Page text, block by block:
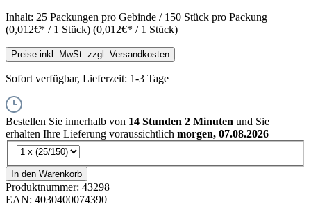
Inhalt: 25 Packungen pro Gebinde / 150 Stück pro Packung
(0,012€* / 1 Stück) (0,012€* / 1 Stück)
Preise inkl. MwSt. zzgl. Versandkosten
Sofort verfügbar, Lieferzeit: 1-3 Tage
Bestellen Sie innerhalb von 14 Stunden 2 Minuten und Sie
erhalten Ihre Lieferung voraussichtlich morgen, 07.08.2026
In den Warenkorb
Produktnummer: 43298
EAN: 4030400074390